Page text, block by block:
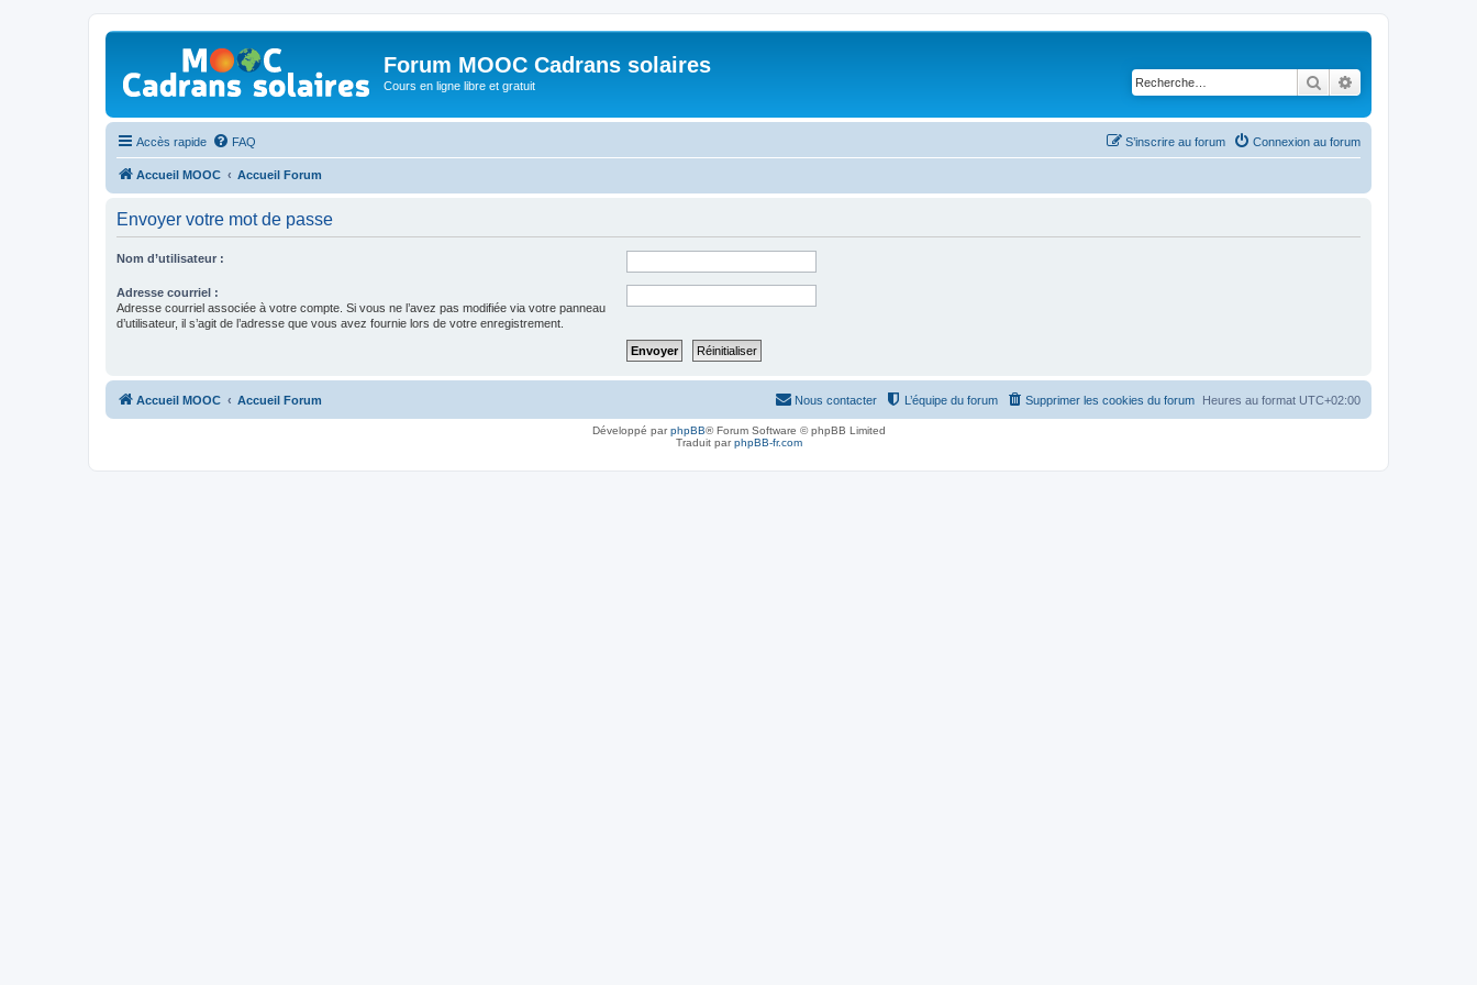
Forum MOOC Cadrans solaires
Cours en ligne libre et gratuit Rechercher
Accès rapide FAQ Connexion au forum
S’inscrire au forum
Accueil MOOC Accueil Forum
Envoyer votre mot de passe
Nom d’utilisateur :
Adresse courriel :
Adresse courriel associée à votre compte. Si vous ne l’avez pas modifiée via votre panneau
d’utilisateur, il s’agit de l’adresse que vous avez fournie lors de votre enregistrement.
Accueil MOOC Accueil Forum Heures au format UTC+02:00
Supprimer les cookies du forum
L’équipe du forum
Nous contacter
Développé parphpBB® Forum Software © phpBB Limited
Traduit parphpBB-fr.com